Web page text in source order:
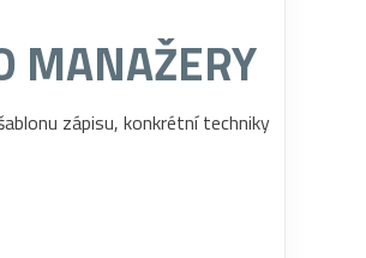
MANAŽERY
zápisu, konkrétní techniky